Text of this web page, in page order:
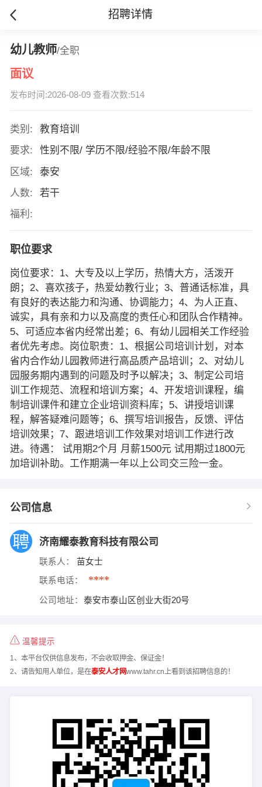
招聘详情
幼儿教师/全职
面议
发布时间:2026-08-09 查看次数:514
类别:
教育培训
要求:
性别不限/ 学历不限/经验不限/年龄不限
区域:
泰安
人数:
若干
福利:
职位要求
岗位要求：1、大专及以上学历，热情大方，活泼开
朗；2、喜欢孩子，热爱幼教行业；3、普通话标准，具
有良好的表达能力和沟通、协调能力；4、为人正直、
诚实，具有亲和力以及高度的责任心和团队合作精神。
5、可适应本省内经常出差；6、有幼儿园相关工作经验
者优先考虑。岗位职责：1、根据公司培训计划，对本
省内合作幼儿园教师进行高品质产品培训；2、对幼儿
园服务期内遇到的问题及时予以解决；3、制定公司培
训工作规范、流程和培训方案；4、开发培训课程，编
制培训课件和建立企业培训资料库；5、讲授培训课
程，解答疑难问题等；6、撰写培训报告，反馈、评估
培训效果；7、跟进培训工作效果对培训工作进行改
进。待遇： 试用期2个月 月薪1500元 试用期过1800元
加培训补助。工作期满一年以上公司交三险一金。
公司信息
济南耀泰教育科技有限公司
联系人： 苗女士
联系电话： ****
公司地址： 泰安市泰山区创业大街20号
温馨提示
1、本平台仅供信息发布，不会收取押金、保证金！
2、请告知用人单位，是在泰安人才网www.tahr.cn上看到该招聘信息的！